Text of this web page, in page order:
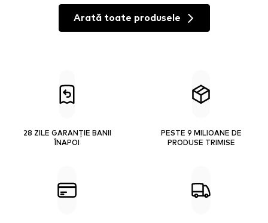
Arată toate produsele
28 ZILE GARANȚIE BANII
ÎNAPOI
PESTE 9 MILIOANE DE
PRODUSE TRIMISE